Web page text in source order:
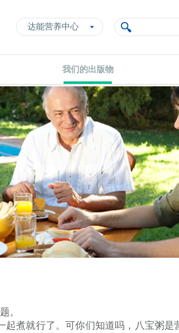
达能营养中心
我们的出版物
。
就行了。可你们知道吗，八宝粥是